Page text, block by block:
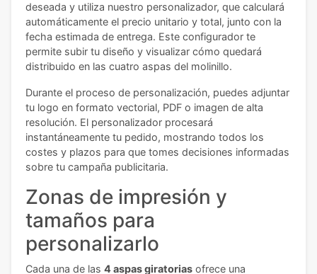
deseada y utiliza nuestro personalizador, que calculará
automáticamente el precio unitario y total, junto con la
fecha estimada de entrega. Este configurador te
permite subir tu diseño y visualizar cómo quedará
distribuido en las cuatro aspas del molinillo.
Durante el proceso de personalización, puedes adjuntar
tu logo en formato vectorial, PDF o imagen de alta
resolución. El personalizador procesará
instantáneamente tu pedido, mostrando todos los
costes y plazos para que tomes decisiones informadas
sobre tu campaña publicitaria.
Zonas de impresión y
tamaños para
personalizarlo
Cada una de las 4 aspas giratorias ofrece una